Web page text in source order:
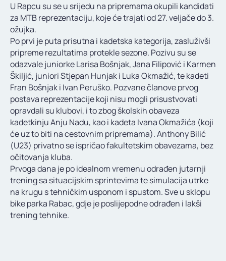
U Rapcu su se u srijedu na pripremama okupili kandidati
za MTB reprezentaciju, koje će trajati od 27. veljače do 3.
ožujka.
Po prvi je puta prisutna i kadetska kategorija, zasluživši
pripreme rezultatima protekle sezone. Pozivu su se
odazvale juniorke Larisa Bošnjak, Jana Filipović i Karmen
Škiljić, juniori Stjepan Hunjak i Luka Okmažić, te kadeti
Fran Bošnjak i Ivan Peruško. Pozvane članove prvog
postava reprezentacije koji nisu mogli prisustvovati
opravdali su klubovi, i to zbog školskih obaveza
kadetkinju Anju Nadu, kao i kadeta Ivana Okmažića (koji
će uz to biti na cestovnim pripremama). Anthony Bilić
(U23) privatno se ispričao fakultetskim obavezama, bez
očitovanja kluba.
Prvoga dana je po idealnom vremenu odrađen jutarnji
trening sa situacijskim sprintevima te simulacija utrke
na krugu s tehničkim usponom i spustom. Sve u sklopu
bike parka Rabac, gdje je poslijepodne odrađen i lakši
trening tehnike.